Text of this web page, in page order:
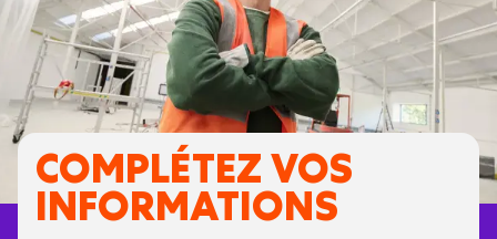
COMPLÉTEZ VOS
INFORMATIONS